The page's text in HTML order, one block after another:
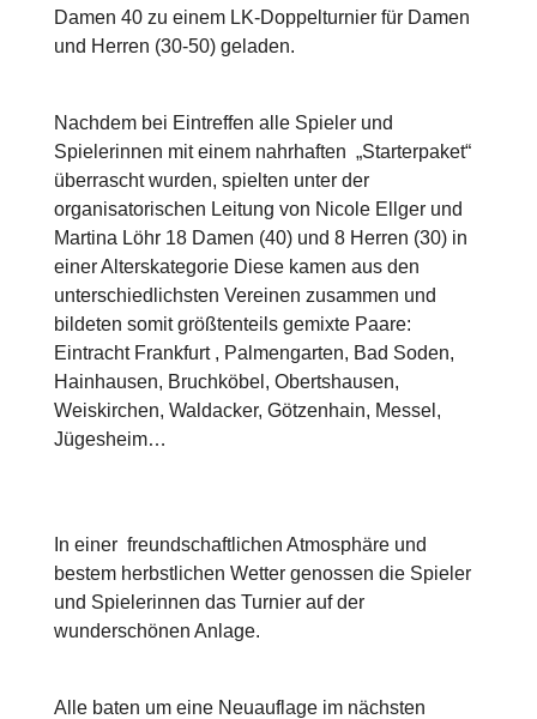
Damen 40 zu einem LK-Doppelturnier für Damen
und Herren (30-50) geladen.
Nachdem bei Eintreffen alle Spieler und
Spielerinnen mit einem nahrhaften „Starterpaket“
überrascht wurden, spielten unter der
organisatorischen Leitung von Nicole Ellger und
Martina Löhr 18 Damen (40) und 8 Herren (30) in
einer Alterskategorie Diese kamen aus den
unterschiedlichsten Vereinen zusammen und
bildeten somit größtenteils gemixte Paare:
Eintracht Frankfurt , Palmengarten, Bad Soden,
Hainhausen, Bruchköbel, Obertshausen,
Weiskirchen, Waldacker, Götzenhain, Messel,
Jügesheim…
In einer freundschaftlichen Atmosphäre und
bestem herbstlichen Wetter genossen die Spieler
und Spielerinnen das Turnier auf der
wunderschönen Anlage.
Alle baten um eine Neuauflage im nächsten